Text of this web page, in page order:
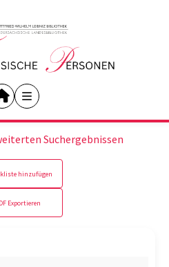
Suchergebnissen
hinzufügen
Exportieren